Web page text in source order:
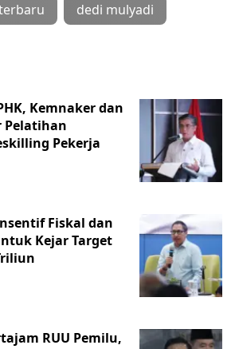
dedi mulyadi
Kemnaker dan
Pelatihan
Pekerja
Fiskal dan
Kejar Target
RUU Pemilu,